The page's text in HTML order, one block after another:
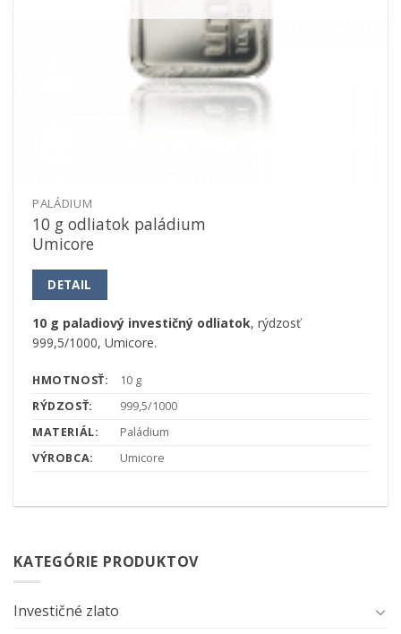
PALÁDIUM
10 g odliatok paládium
Umicore
DETAIL
10 g paladiový investičný odliatok, rýdzosť
999,5/1000, Umicore.
HMOTNOSŤ:
10 g
RÝDZOSŤ:
999,5/1000
MATERIÁL:
Paládium
VÝROBCA:
Umicore
KATEGÓRIE PRODUKTOV
Investičné zlato